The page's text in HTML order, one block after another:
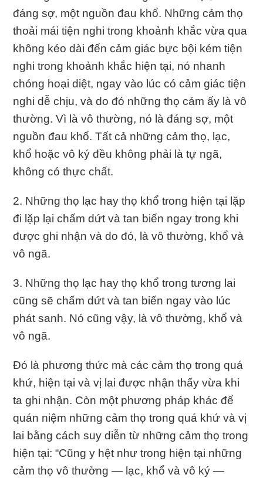
đáng sợ, một nguồn đau khổ. Những cảm thọ
thoải mái tiện nghi trong khoảnh khắc vừa qua
không kéo dài đến cảm giác bực bội kém tiện
nghi trong khoảnh khắc hiện tại, nó nhanh
chóng hoại diệt, ngay vào lúc có cảm giác tiện
nghi dễ chịu, và do đó những thọ cảm ấy là vô
thường. Vì là vô thường, nó là đáng sợ, một
nguồn đau khổ. Tất cả những cảm thọ, lạc,
khổ hoặc vô ký đều không phải là tự ngã,
không có thực chất.
2. Những thọ lạc hay thọ khổ trong hiện tại lặp
đi lặp lại chấm dứt và tan biến ngay trong khi
được ghi nhận và do đó, là vô thường, khổ và
vô ngã.
3. Những thọ lạc hay thọ khổ trong tương lai
cũng sẽ chấm dứt và tan biến ngay vào lúc
phát sanh. Nó cũng vậy, là vô thường, khổ và
vô ngã.
Ðó là phương thức mà các cảm thọ trong quá
khứ, hiện tại và vị lai được nhận thấy vừa khi
ta ghi nhận. Còn một phương pháp khác để
quán niệm những cảm thọ trong quá khứ và vị
lai bằng cách suy diễn từ những cảm thọ trong
hiện tại: “Cũng y hệt như trong hiện tại những
cảm thọ vô thường — lạc, khổ và vô ký —